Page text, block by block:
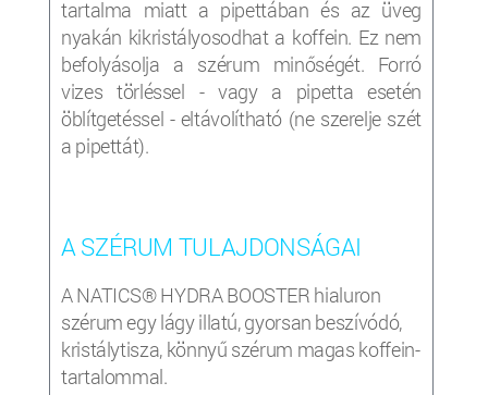
tartalma miatt a pipettában és az üveg
nyakán kikristályosodhat a koffein. Ez nem
befolyásolja a szérum minőségét. Forró
vizes törléssel - vagy a pipetta esetén
öblítgetéssel - eltávolítható (ne szerelje szét
a pipettát).
A SZÉRUM TULAJDONSÁGAI
A NATICS® HYDRA BOOSTER hialuron
szérum egy lágy illatú, gyorsan beszívódó,
kristálytisza, könnyű szérum magas koffein-
tartalommal.